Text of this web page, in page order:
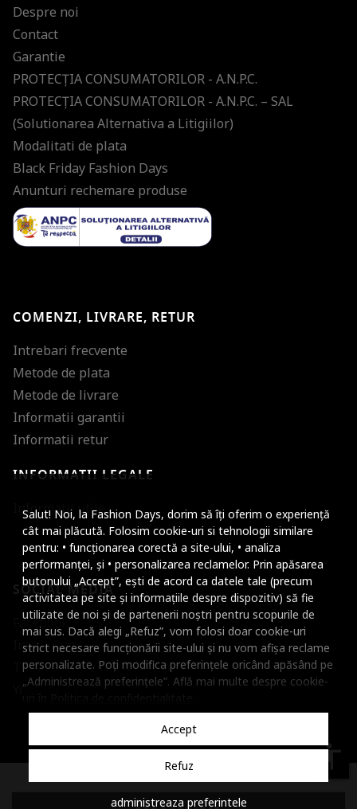
Salut! Noi, la Fashion Days, dorim să îți oferim o experiență
cât mai plăcută. Folosim cookie-uri si tehnologii similare
pentru: • funcționarea corectă a site-ului, • analiza
performanței, și • personalizarea reclamelor. Prin apăsarea
butonului „Accept”, ești de acord ca datele tale (precum
activitatea pe site și informațiile despre dispozitiv) să fie
utilizate de noi și de partenerii noștri pentru scopurile de
mai sus. Dacă alegi „Refuz”, vom folosi doar cookie-uri
strict necesare funcționării site-ului și nu vom afișa reclame
personalizate. Poți modifica preferințele oricând apăsând pe
„Administrează preferințele”. Află mai multe despre cookie-
Accept
Refuz
administreaza preferintele
Despre noi
Contact
Garantie
PROTECŢIA CONSUMATORILOR - A.N.P.C.
PROTECŢIA CONSUMATORILOR - A.N.P.C. – SAL
(Solutionarea Alternativa a Litigiilor)
Modalitati de plata
Black Friday Fashion Days
Anunturi rechemare produse
COMENZI, LIVRARE, RETUR
Intrebari frecvente
Metode de plata
Metode de livrare
Informatii garantii
Informatii retur
INFORMATII LEGALE
Informatii utile
SOCIAL MEDIA
Facebook
Instagram
TikTok
Youtube
accessibility
Micsoreaza
Mareste spatierea
Micsoreaza
Mareste inaltimea
Micsoreaza
Inverseaza culorile
Nuante de gri
Cursor mare
Subliniaza link-urile